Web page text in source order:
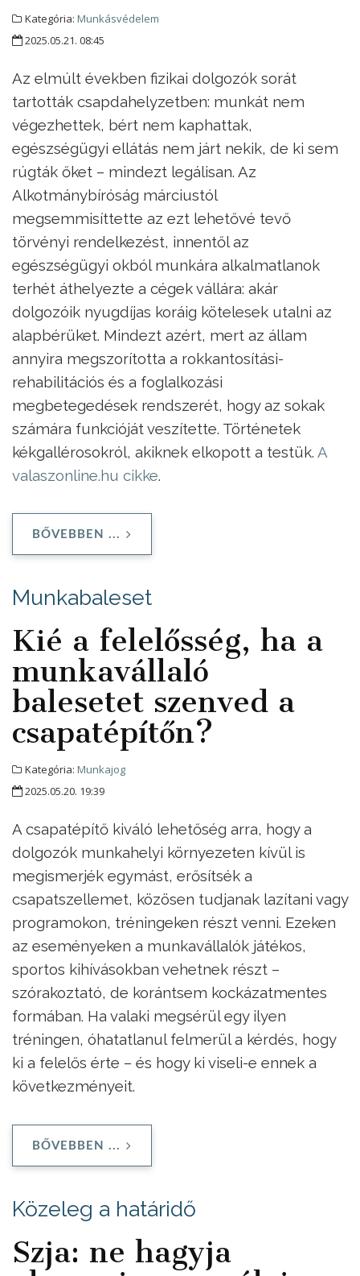
Kategória: Munkásvédelem
2025.05.21. 08:45
Az elmúlt években fizikai dolgozók sorát
tartották csapdahelyzetben: munkát nem
végezhettek, bért nem kaphattak,
egészségügyi ellátás nem járt nekik, de ki sem
rúgták őket – mindezt legálisan. Az
Alkotmánybíróság márciustól
megsemmisíttette az ezt lehetővé tevő
törvényi rendelkezést, innentől az
egészségügyi okból munkára alkalmatlanok
terhét áthelyezte a cégek vállára: akár
dolgozóik nyugdíjas koráig kötelesek utalni az
alapbérüket. Mindezt azért, mert az állam
annyira megszorította a rokkantosítási-
rehabilitációs és a foglalkozási
megbetegedések rendszerét, hogy az sokak
számára funkcióját veszítette. Történetek
kékgallérosokról, akiknek elkopott a testük. A
valaszonline.hu cikke.
BŐVEBBEN ...
Munkabaleset
Kié a felelősség, ha a
munkavállaló
balesetet szenved a
csapatépítőn?
Kategória: Munkajog
2025.05.20. 19:39
A csapatépítő kiváló lehetőség arra, hogy a
dolgozók munkahelyi környezeten kívül is
megismerjék egymást, erősítsék a
csapatszellemet, közösen tudjanak lazítani vagy
programokon, tréningeken részt venni. Ezeken
az eseményeken a munkavállalók játékos,
sportos kihívásokban vehetnek részt –
szórakoztató, de korántsem kockázatmentes
formában. Ha valaki megsérül egy ilyen
tréningen, óhatatlanul felmerül a kérdés, hogy
ki a felelős érte – és hogy ki viseli-e ennek a
következményeit.
BŐVEBBEN ...
Közeleg a határidő
Szja: ne hagyja